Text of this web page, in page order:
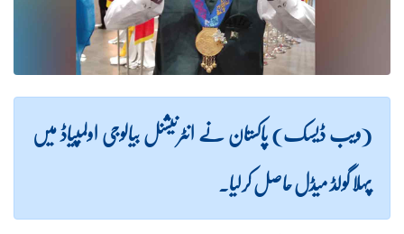
(ویب ڈیسک) پاکستان نے انٹرنیشنل بیالوجی اولمپیاڈ میں
پہلا گولڈ میڈل حاصل کرلیا۔